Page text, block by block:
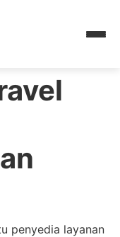
penyedia layanan